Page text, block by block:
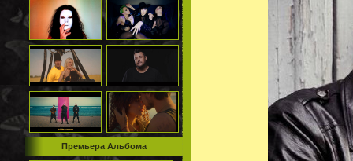
Премьера Альбома